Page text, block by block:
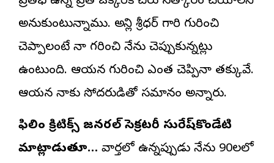
అనుకుంటున్నాము. అల్లాని శ్రీధర్‌ గారి గురించి
చెప్పాలంటే నా గరించి నేను చెప్పుకున్నట్లు
ఉంటుంది. ఆయన గురించి ఎంత చెప్పినా తక్కువే.
ఆయన నాకు సోదరుడితో సమానం అన్నారు.
ఫిలిం క్రిటిక్స్‌ జనరల్‌ సెక్రటరీ సురేష్‌కొండేటి
మాట్లాడుతూ… వార్తలో ఉన్నప్పుడు నేను 90లలో